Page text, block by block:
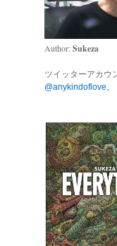
Author:Sukeza
ツイッターアカウ
@anykindoflove。